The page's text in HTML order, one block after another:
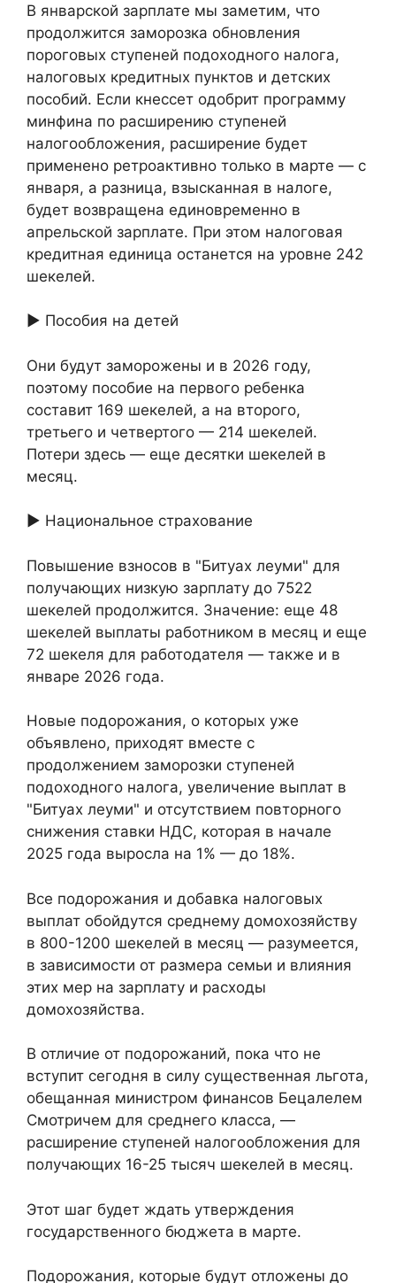
В январской зарплате мы заметим, что
продолжится заморозка обновления
пороговых ступеней подоходного налога,
налоговых кредитных пунктов и детских
пособий. Если кнессет одобрит программу
минфина по расширению ступеней
налогообложения, расширение будет
применено ретроактивно только в марте — с
января, а разница, взысканная в налоге,
будет возвращена единовременно в
апрельской зарплате. При этом налоговая
кредитная единица останется на уровне 242
шекелей.
► Пособия на детей
Они будут заморожены и в 2026 году,
поэтому пособие на первого ребенка
составит 169 шекелей, а на второго,
третьего и четвертого — 214 шекелей.
Потери здесь — еще десятки шекелей в
месяц.
► Национальное страхование
Повышение взносов в "Битуах леуми" для
получающих низкую зарплату до 7522
шекелей продолжится. Значение: еще 48
шекелей выплаты работником в месяц и еще
72 шекеля для работодателя — также и в
январе 2026 года.
Новые подорожания, о которых уже
объявлено, приходят вместе с
продолжением заморозки ступеней
подоходного налога, увеличение выплат в
"Битуах леуми" и отсутствием повторного
снижения ставки НДС, которая в начале
2025 года выросла на 1% — до 18%.
Все подорожания и добавка налоговых
выплат обойдутся среднему домохозяйству
в 800-1200 шекелей в месяц — разумеется,
в зависимости от размера семьи и влияния
этих мер на зарплату и расходы
домохозяйства.
В отличие от подорожаний, пока что не
вступит сегодня в силу существенная льгота,
обещанная министром финансов Бецалелем
Смотричем для среднего класса, —
расширение ступеней налогообложения для
получающих 16-25 тысяч шекелей в месяц.
Этот шаг будет ждать утверждения
государственного бюджета в марте.
Подорожания, которые будут отложены до